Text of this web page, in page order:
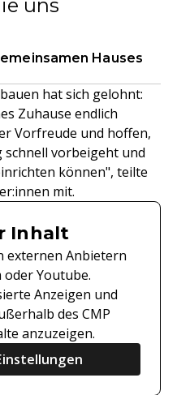
uns
Hauses
hat sich gelohnt:
Zuhause endlich
Vorfreude und hoffen,
schnell vorbeigeht und
können", teilte
mit.
Inhalt
externen Anbietern
oder Youtube.
Anzeigen und
des CMP
anzuzeigen.